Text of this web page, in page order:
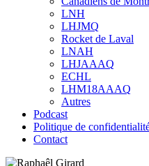
sub
menu
LNH
LHJMQ
Rocket de Laval
LNAH
LHJAAAQ
ECHL
LHM18AAAQ
Autres
Podcast
Politique de
Contact